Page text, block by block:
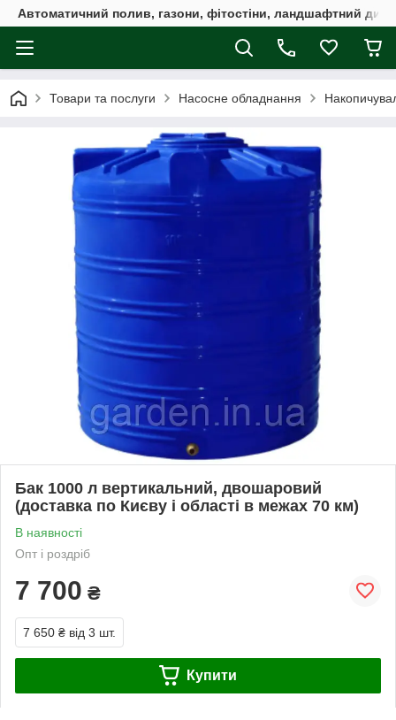
Автоматичний полив, газони, фітостіни, ландшафтний
Товари та послуги Насосне обладнання
Бак 1000 л вертикальний, двошаровий
(доставка по Києву і області в межах 70 км)
В наявності
Опт і роздріб
7 700 ₴
7 650 ₴ від 3 шт.
Купити